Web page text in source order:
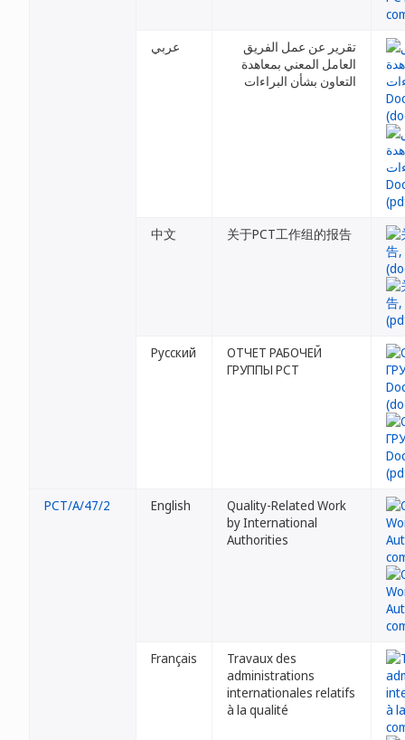
عربي
تقرير عن عمل الفريق
العامل المعني بمعاهدة
التعاون بشأن البراءات
中文 关于PCT工作组的报告
Русский
ОТЧЕТ РАБОЧЕЙ
ГРУППЫ РСТ
PCT/A/47/2 English
Quality-Related Work
by International
Authorities
Français
Travaux des
administrations
internationales relatifs
à la qualité